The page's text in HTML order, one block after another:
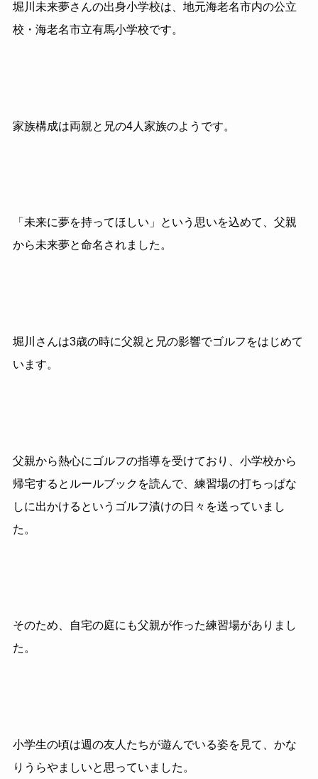
堀川未来夢さんの出身小学校は、地元海老名市内の公立
校・海老名市立有馬小学校です。
家族構成は両親と兄の4人家族のようです。
「未来に夢を持ってほしい」という思いを込めて、父親
から未来夢と命名されました。
堀川さんは3歳の時に父親と兄の影響でゴルフをはじめて
います。
父親から熱心にゴルフの指導を受けており、小学校から
帰宅するとルールブックを読んで、練習場の打ちっぱな
しに出かけるというゴルフ漬けの日々を送っていまし
た。
そのため、自宅の庭にも父親が作った練習場がありまし
た。
小学生の頃は週の友人たちが遊んでいる姿を見て、かな
りうらやましいと思っていました。